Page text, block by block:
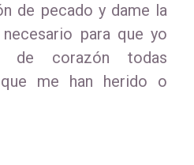
de pecado y dame la
para que yo
de corazón todas
me han herido o